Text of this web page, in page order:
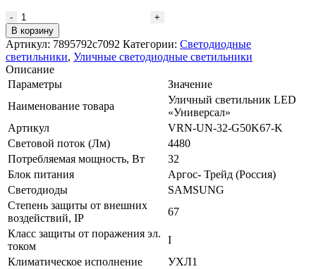
Количество
товара
Уличный
Led
светильник
32
Вт
VRN-
UN-
32-
G50K67-
K
В корзину
Артикул: 7895792c7092 Категории: Светодиодные
светильники, Уличные светодиодные светильники
Описание
Параметры
Значение
Наименование товара
Уличный светильник LED
«Универсал»
Артикул
VRN-UN-32-G50K67-K
Световой поток (Лм)
4480
Потребляемая мощность, Вт
32
Блок питания
Аргос- Трейд (Россия)
Светодиоды
SAMSUNG
Степень защиты от внешних
воздействий, IP
67
Класс защиты от поражения эл.
током
I
Климатическое исполнение
УХЛ1